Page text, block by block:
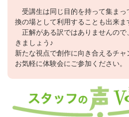
受講生は同じ目的を持って集まっ
換の場として利用することも出来ま
正解がある訳ではありませんので
きましょう♪
新たな視点で創作に向き合えるチャ
お気軽に体験会にご参加ください。